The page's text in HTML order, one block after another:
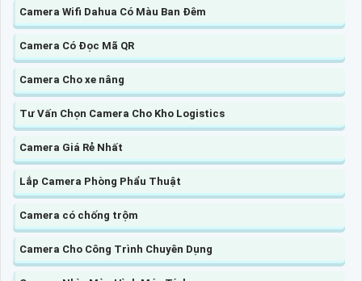
Camera Wifi Dahua Có Màu Ban Đêm
Camera Có Đọc Mã QR
Camera Cho xe nâng
Tư Vấn Chọn Camera Cho Kho Logistics
Camera Giá Rẻ Nhất
Lắp Camera Phòng Phẩu Thuật
Camera có chống trộm
Camera Cho Công Trình Chuyên Dụng